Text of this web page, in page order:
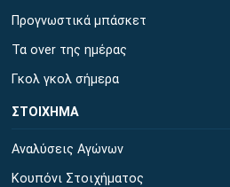
Προγνωστικά μπάσκετ
Τα over της ημέρας
Γκολ γκολ σήμερα
ΣΤΟΙΧΗΜΑ
Αναλύσεις Αγώνων
Κουπόνι Στοιχήματος